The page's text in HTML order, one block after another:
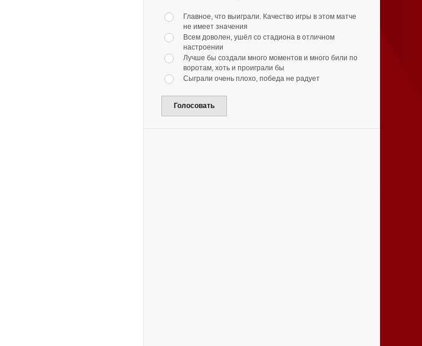
Главное, что выиграли. Качество игры в этом матче
не имеет значения
Всем доволен, ушёл со стадиона в отличном
настроении
Лучше бы создали много моментов и много били по
воротам, хоть и проиграли бы
Сыграли очень плохо, победа не радует
Голосовать